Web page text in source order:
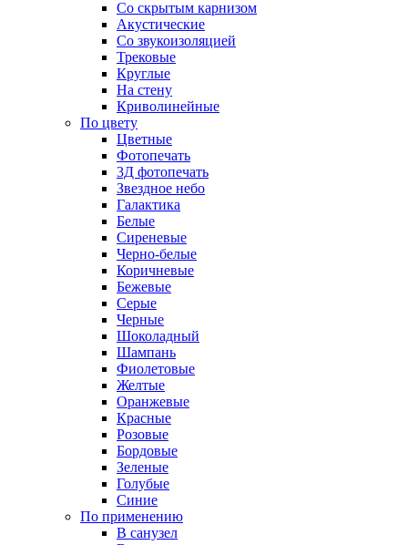
Со скрытым карнизом
Акустические
Со звукоизоляцией
Трековые
Круглые
На стену
Криволинейные
По цвету
Цветные
Фотопечать
3Д фотопечать
Звездное небо
Галактика
Белые
Сиреневые
Черно-белые
Коричневые
Бежевые
Серые
Черные
Шоколадный
Шампань
Фиолетовые
Желтые
Оранжевые
Красные
Розовые
Бордовые
Зеленые
Голубые
Синие
По применению
В санузел